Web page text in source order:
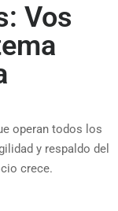
Vos
operan todos los
y respaldo del
crece.